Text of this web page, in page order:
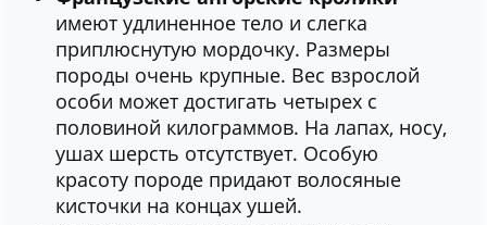
имеют удлиненное тело и слегка
приплюснутую мордочку. Размеры
породы очень крупные. Вес взрослой
особи может достигать четырех с
половиной килограммов. На лапах, носу,
ушах шерсть отсутствует. Особую
красоту породе придают волосяные
кисточки на концах ушей.